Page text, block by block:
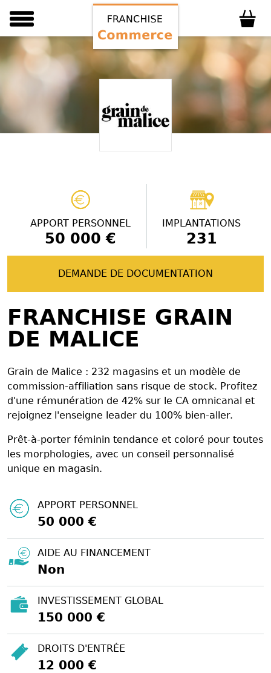
APPORT PERSONNEL
50 000 €
IMPLANTATIONS
231
DEMANDE DE DOCUMENTATION
FRANCHISE GRAIN
DE MALICE
Grain de Malice : 232 magasins et un modèle de
commission-affiliation sans risque de stock. Profitez
d'une rémunération de 42% sur le CA omnicanal et
rejoignez l'enseigne leader du 100% bien-aller.
Prêt-à-porter féminin tendance et coloré pour toutes
les morphologies, avec un conseil personnalisé
unique en magasin.
APPORT PERSONNEL
50 000 €
AIDE AU FINANCEMENT
Non
INVESTISSEMENT GLOBAL
150 000 €
DROITS D'ENTRÉE
12 000 €